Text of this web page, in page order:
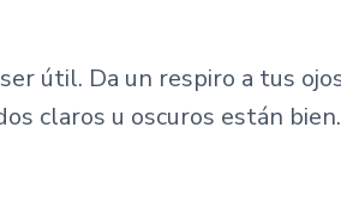
útil. Da un respiro a tus
claros u oscuros están